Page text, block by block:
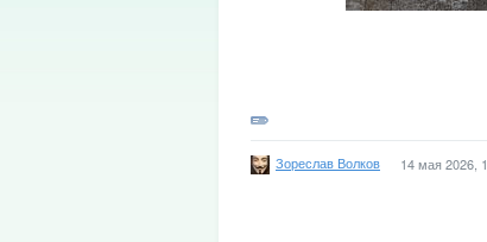
Зореслав Волков 14 мая 2026,